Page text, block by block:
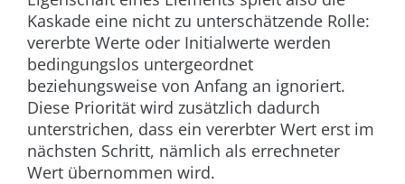
Kaskade eine nicht zu unterschätzende Rolle:
vererbte Werte oder Initialwerte werden
bedingungslos untergeordnet
beziehungsweise von Anfang an ignoriert.
Diese Priorität wird zusätzlich dadurch
unterstrichen, dass ein vererbter Wert erst im
nächsten Schritt, nämlich als errechneter
Wert übernommen wird.